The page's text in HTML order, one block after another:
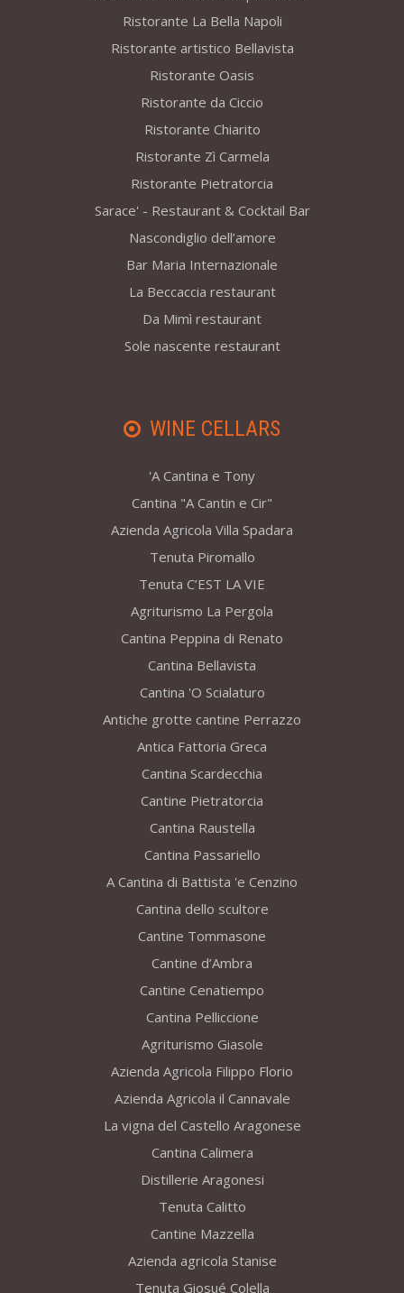
Ristorante La Bella Napoli
Ristorante artistico Bellavista
Ristorante Oasis
Ristorante da Ciccio
Ristorante Chiarito
Ristorante Zì Carmela
Ristorante Pietratorcia
Sarace' - Restaurant & Cocktail Bar
Nascondiglio dell’amore
Bar Maria Internazionale
La Beccaccia restaurant
Da Mimì restaurant
Sole nascente restaurant
WINE CELLARS
'A Cantina e Tony
Cantina "A Cantin e Cir"
Azienda Agricola Villa Spadara
Tenuta Piromallo
Tenuta C’EST LA VIE
Agriturismo La Pergola
Cantina Peppina di Renato
Cantina Bellavista
Cantina 'O Scialaturo
Antiche grotte cantine Perrazzo
Antica Fattoria Greca
Cantina Scardecchia
Cantine Pietratorcia
Cantina Raustella
Cantina Passariello
A Cantina di Battista 'e Cenzino
Cantina dello scultore
Cantine Tommasone
Cantine d’Ambra
Cantine Cenatiempo
Cantina Pelliccione
Agriturismo Giasole
Azienda Agricola Filippo Florio
Azienda Agricola il Cannavale
La vigna del Castello Aragonese
Cantina Calimera
Distillerie Aragonesi
Tenuta Calitto
Cantine Mazzella
Azienda agricola Stanise
Tenuta Giosué Colella